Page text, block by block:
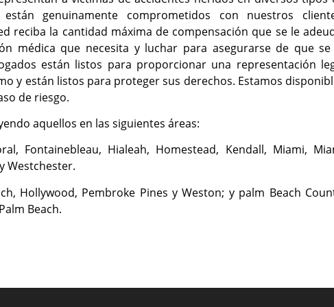
genuinamente comprometidos con nuestros
reciba la cantidad máxima de compensación que se le
médica que necesita y luchar para asegurarse de que
están listos para proporcionar una representación
y están listos para proteger sus derechos. Estamos
de riesgo.
aquellos en las siguientes áreas:
Fontainebleau, Hialeah, Homestead, Kendall, Miami,
Westchester.
Hollywood, Pembroke Pines y Weston; y palm Beach
Beach.